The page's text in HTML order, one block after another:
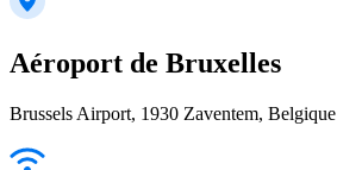
Aéroport de Bruxelles
Brussels Airport, 1930 Zaventem, Belgique